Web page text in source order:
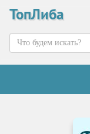
ТопЛиба